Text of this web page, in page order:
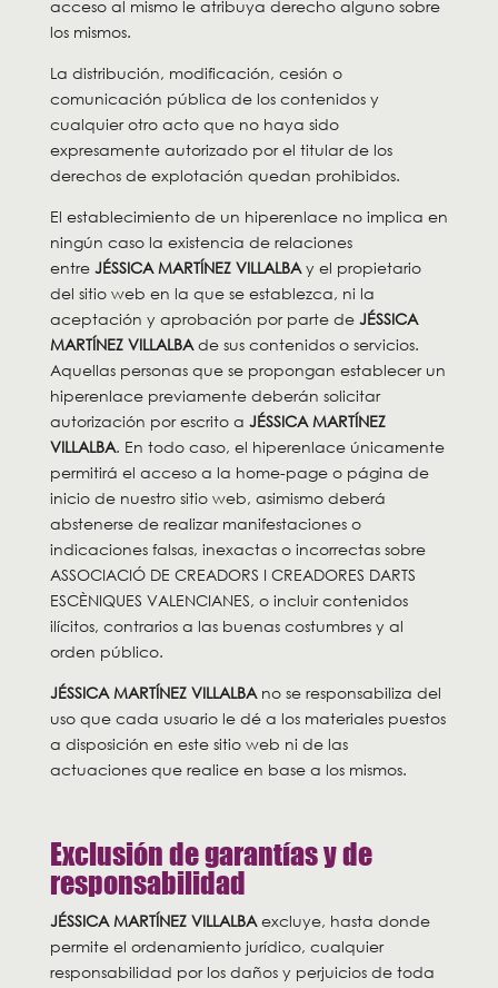
acceso al mismo le atribuya derecho alguno sobre
los mismos.
La distribución, modificación, cesión o
comunicación pública de los contenidos y
cualquier otro acto que no haya sido
expresamente autorizado por el titular de los
derechos de explotación quedan prohibidos.
El establecimiento de un hiperenlace no implica en
ningún caso la existencia de relaciones
entre JÉSSICA MARTÍNEZ VILLALBAy el propietario
del sitio web en la que se establezca, ni la
aceptación y aprobación por parte de JÉSSICA
MARTÍNEZ VILLALBAde sus contenidos o servicios.
Aquellas personas que se propongan establecer un
hiperenlace previamente deberán solicitar
autorización por escrito a JÉSSICA MARTÍNEZ
VILLALBA. En todo caso, el hiperenlace únicamente
permitirá el acceso a la home-page o página de
inicio de nuestro sitio web, asimismo deberá
abstenerse de realizar manifestaciones o
indicaciones falsas, inexactas o incorrectas sobre
ASSOCIACIÓ DE CREADORS I CREADORES DARTS
ESCÈNIQUES VALENCIANES, o incluir contenidos
ilícitos, contrarios a las buenas costumbres y al
orden público.
JÉSSICA MARTÍNEZ VILLALBAno se responsabiliza del
uso que cada usuario le dé a los materiales puestos
a disposición en este sitio web ni de las
actuaciones que realice en base a los mismos.
Exclusión de garantías y de
responsabilidad
JÉSSICA MARTÍNEZ VILLALBAexcluye, hasta donde
permite el ordenamiento jurídico, cualquier
responsabilidad por los daños y perjuicios de toda